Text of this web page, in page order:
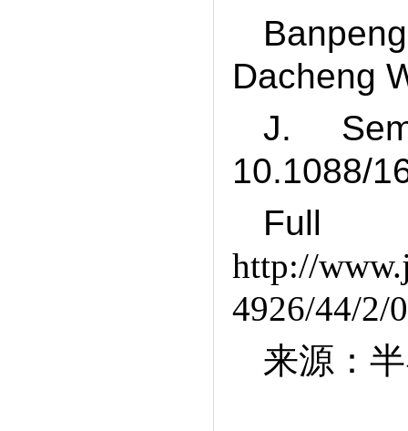
Dacheng
J.
10.1088/
http://
4926/44/2/
来源：